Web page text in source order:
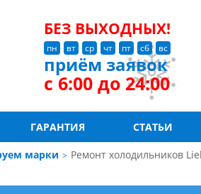
БЕЗ ВЫХОДНЫХ!
пн вт ср чт пт сб вс
приём заявок
с 6:00 до 24:00
ГАРАНТИЯ СТАТЬИ
марки Ремонт холодильников